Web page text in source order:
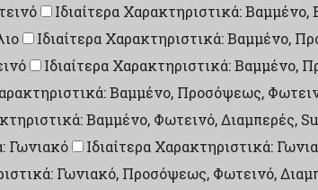
Ιδιαίτερα Χαρακτηριστικά:
Ιδιαίτερα Χαρακτηριστικά: Βαμμένο,
Ιδιαίτερα Χαρακτηριστικά: Βαμμένο,
Βαμμένο, Προσόψεως,
Βαμμένο, Φωτεινό, Διαμπερές,
Γωνιακό Ιδιαίτερα Χαρακτηριστικά:
Γωνιακό, Προσόψεως, Φωτεινό,